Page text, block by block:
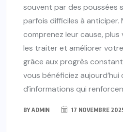
souvent par des poussées
parfois difficiles à anticiper.
comprenez leur cause,
les traiter et améliorer
grâce aux progrès
vous bénéficiez aujourd’hui
d’informations qui
BYADMIN 17 NOVEMBRE